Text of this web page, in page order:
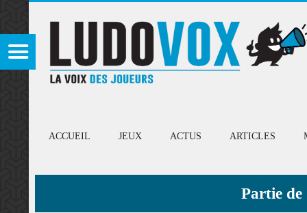
ACCUEIL JEUX ACTUS ARTICLES
Partie